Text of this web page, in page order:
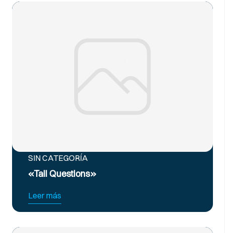
SIN CATEGORÍA
«Tail Questions»
Leer más